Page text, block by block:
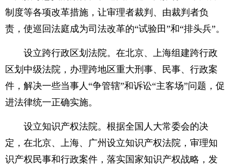
制度等各项改革措施，让审理者裁判、由裁判者负
责，使巡回法庭成为司法改革的“试验田”和“排头兵”。
设立跨行政区划法院。在北京、上海组建跨行政
区划中级法院，办理跨地区重大刑事、民事、行政案
件，解决一些当事人“争管辖”和诉讼“主客场”问题，促
进法律统一正确实施。
设立知识产权法院。根据全国人大常委会的决
定，在北京、上海、广州设立知识产权法院，审理知
识产权民事和行政案件，落实国家知识产权战略，发